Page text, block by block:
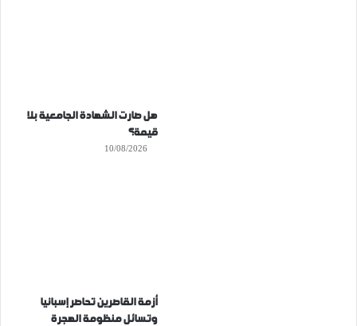
هل صارت الشهادة الجامعية بلا
قيمة؟
10/08/2026
أزمة القاصرين تحاصر إسبانيا
وتسائل منظومة الهجرة